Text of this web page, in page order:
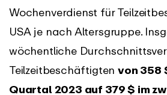
Wochenverdienst für
USA je nach Altersgruppe.
wöchentliche
Teilzeitbeschäftigtenvon 358
Quartal 2023 auf 379 $ im